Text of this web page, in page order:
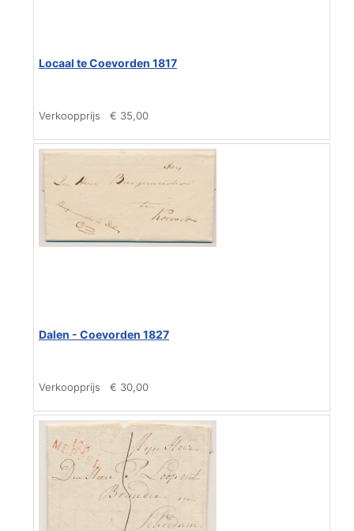
Locaal te Coevorden 1817
Verkoopprijs € 35,00
Dalen - Coevorden 1827
Verkoopprijs € 30,00